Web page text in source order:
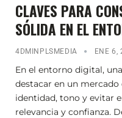
CLAVES PARA
SÓLIDA EN EL
4DMINPLSMEDIA ENE 6,
En el entorno digital,
destacar en un
identidad, tono y evitar
relevancia y confianza.